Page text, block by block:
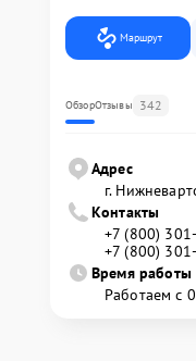
Маршрут
ОбзорОтзывы 342
Адрес
г.
Контакты
+7 (800)
+7 (800)
Время работы
Работаем с